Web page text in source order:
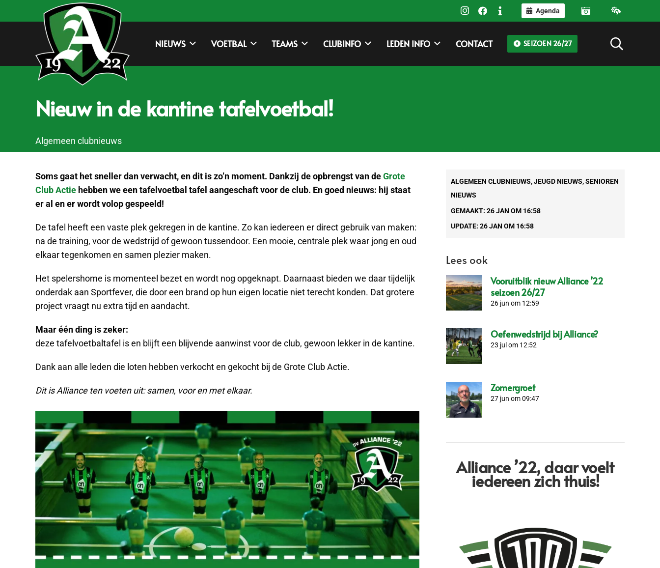
Agenda
NIEUWS VOETBAL TEAMS CLUBINFO LEDEN INFO CONTACT SEIZOEN 26/27
Nieuw in de kantine tafelvoetbal!
Algemeen clubnieuws
Soms gaat het sneller dan verwacht, en dit is zo’n moment. Dankzij de opbrengst van deGrote
Club Actie hebben we een tafelvoetbal tafel aangeschaft voor de club. En goed nieuws: hij staat
er al en er wordt volop gespeeld!
De tafel heeft een vaste plek gekregen in de kantine. Zo kan iedereen er direct gebruik van maken:
na de training, voor de wedstrijd of gewoon tussendoor. Een mooie, centrale plek waar jong en oud
elkaar tegenkomen en samen plezier maken.
Het spelershome is momenteel bezet en wordt nog opgeknapt. Daarnaast bieden we daar tijdelijk
onderdak aan Sportfever, die door een brand op hun eigen locatie niet terecht konden. Dat grotere
project vraagt nu extra tijd en aandacht.
Maar één ding is zeker:
deze tafelvoetbaltafel is en blijft een blijvende aanwinst voor de club, gewoon lekker in de kantine.
Dank aan alle leden die loten hebben verkocht en gekocht bij de Grote Club Actie.
Dit is Alliance ten voeten uit: samen, voor en met elkaar.
ALGEMEEN CLUBNIEUWS,JEUGD NIEUWS,SENIOREN
NIEUWS
GEMAAKT: 26 JAN OM 16:58
UPDATE: 26 JAN OM 16:58
Lees ook
Vooruitblik nieuw Alliance ’22
seizoen 26/27
26 jun om 12:59
Oefenwedstrijd bij Alliance?
23 jul om 12:52
Zomergroet
27 jun om 09:47
Alliance ’22, daar voelt
iedereen zich thuis!